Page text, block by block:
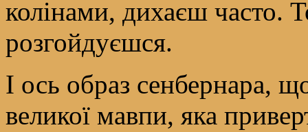
колінами, дихаєш часто.
розгойдуєшся.
І ось образ сенбернара,
великої мавпи, яка